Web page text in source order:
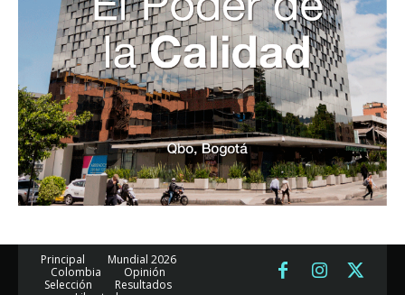
Principal
Mundial 2026
Colombia
Opinión
Selección
Resultados